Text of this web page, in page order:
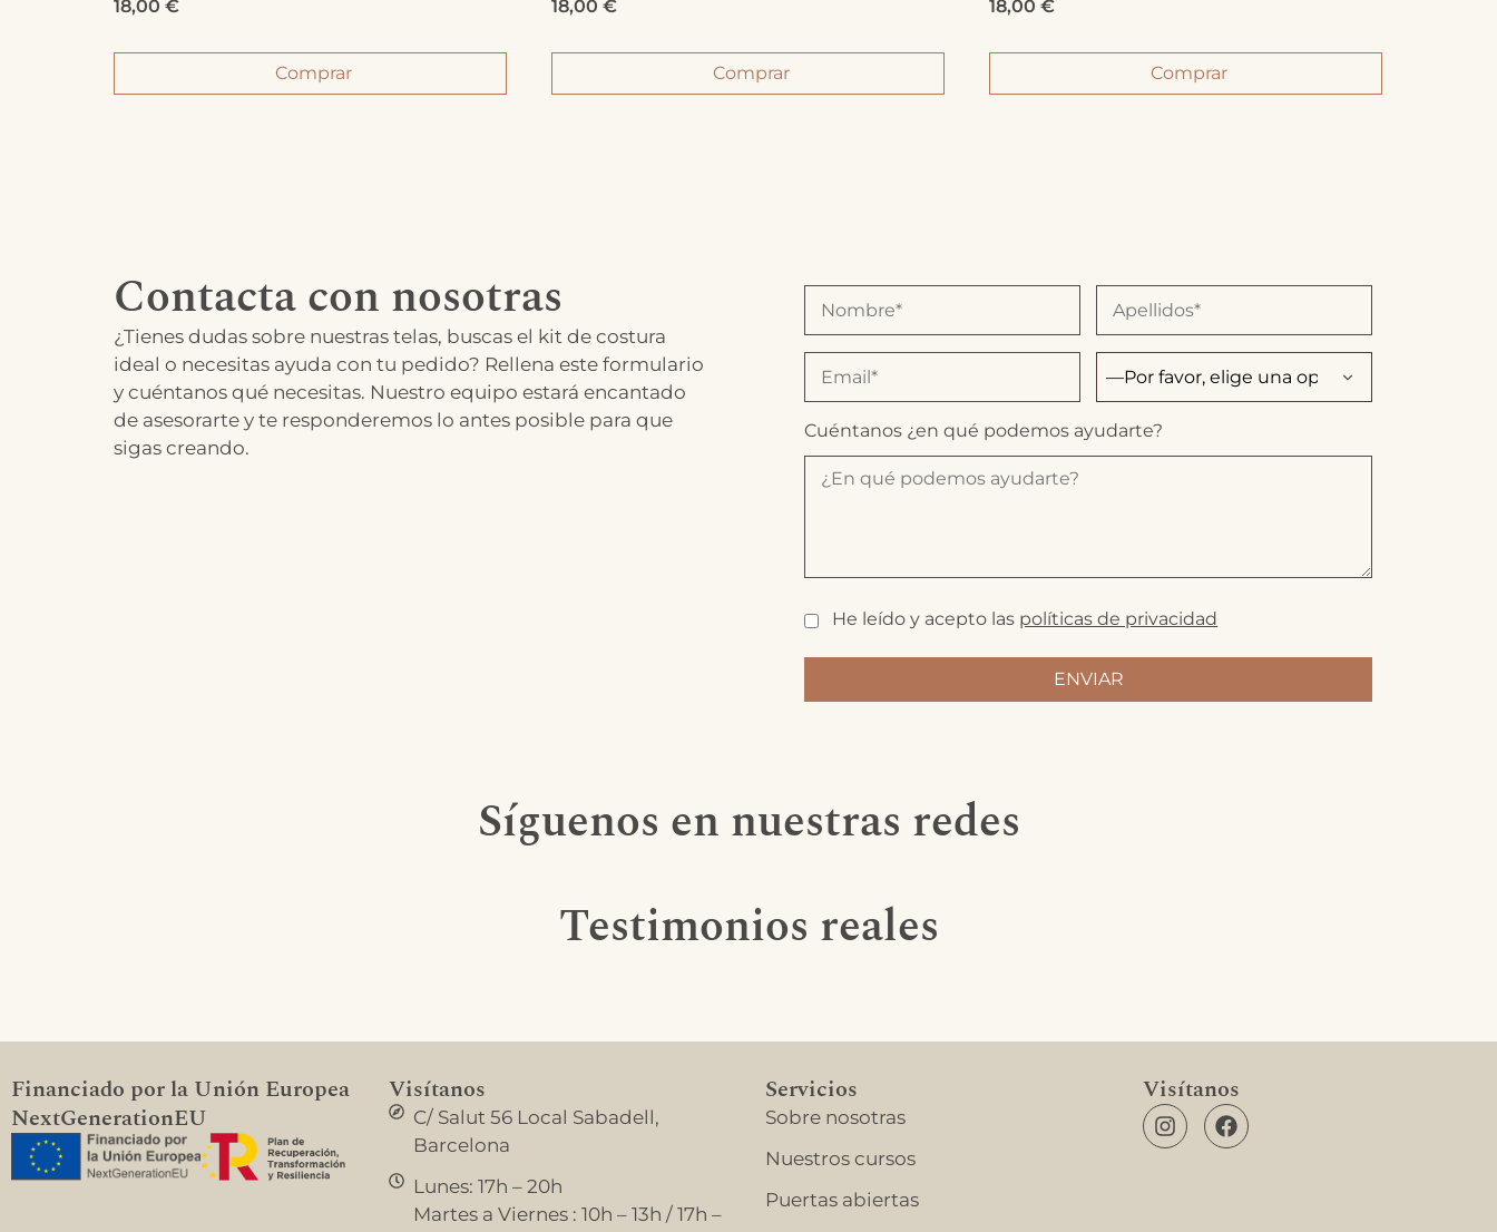
18,00 €
Comprar
18,00 €
Comprar
18,00 €
Comprar
Contacta con nosotras
¿Tienes dudas sobre nuestras telas, buscas el kit de costura
ideal o necesitas ayuda con tu pedido? Rellena este formulario
y cuéntanos qué necesitas. Nuestro equipo estará encantado
de asesorarte y te responderemos lo antes posible para que
sigas creando.
Cuéntanos ¿en qué podemos ayudarte?
He leído y acepto las políticas de privacidad
Síguenos en nuestras redes
Testimonios reales
Financiado por la Unión Europea
NextGenerationEU
Visítanos
C/ Salut 56 Local Sabadell,
Barcelona
Lunes: 17h – 20h
Martes a Viernes : 10h – 13h / 17h –
Servicios
Sobre nosotras
Nuestros cursos
Puertas abiertas
Visítanos